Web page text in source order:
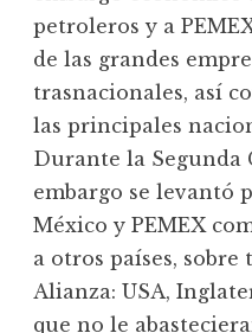
petroleros y a
de las grandes
trasnacionales, así
las principales
Durante la Segunda
embargo se levantó
México y PEMEX
a otros países, sobre
Alianza: USA,
que no le